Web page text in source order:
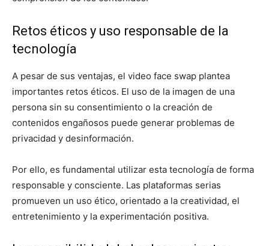
Retos éticos y uso responsable de la
tecnología
A pesar de sus ventajas, el video face swap plantea
importantes retos éticos. El uso de la imagen de una
persona sin su consentimiento o la creación de
contenidos engañosos puede generar problemas de
privacidad y desinformación.
Por ello, es fundamental utilizar esta tecnología de forma
responsable y consciente. Las plataformas serias
promueven un uso ético, orientado a la creatividad, el
entretenimiento y la experimentación positiva.